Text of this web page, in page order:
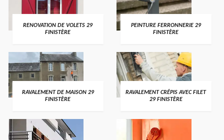
RENOVATION DE VOLETS 29
FINISTÈRE
PEINTURE FERRONNERIE 29
FINISTÈRE
RAVALEMENT DE MAISON 29
FINISTÈRE
RAVALEMENT CRÉPIS AVEC FILET
29 FINISTÈRE